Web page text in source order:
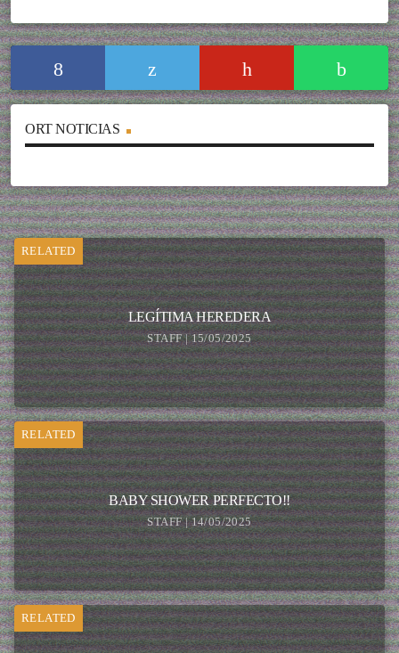
ORT NOTICIAS
RELATED
LEGÍTIMA HEREDERA
STAFF | 15/05/2025
RELATED
BABY SHOWER PERFECTO!!
STAFF | 14/05/2025
RELATED